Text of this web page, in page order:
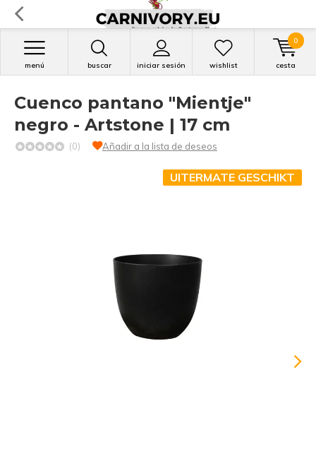
buscar iniciar sesión
menú wishlist cesta
0
Cuenco pantano "Mientje"
negro - Artstone | 17 cm
(0) Añadir a la lista de deseos
UITERMATE GESCHIKT